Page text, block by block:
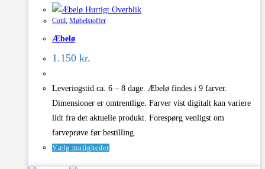
Hurtigt Overblik
Cotil, Møbelstoffer
Æbelø
1.150 kr.
Leveringstid ca. 6 – 8 dage. Æbelø findes i 9 farver.
Dimensioner er omtrentlige. Farver vist digitalt kan variere
lidt fra det aktuelle produkt. Forespørg venligst om
farveprøve før bestilling.
Vælg muligheder